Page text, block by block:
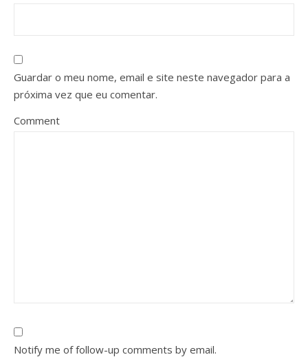
Guardar o meu nome, email e site neste navegador para a
próxima vez que eu comentar.
Comment
Notify me of follow-up comments by email.